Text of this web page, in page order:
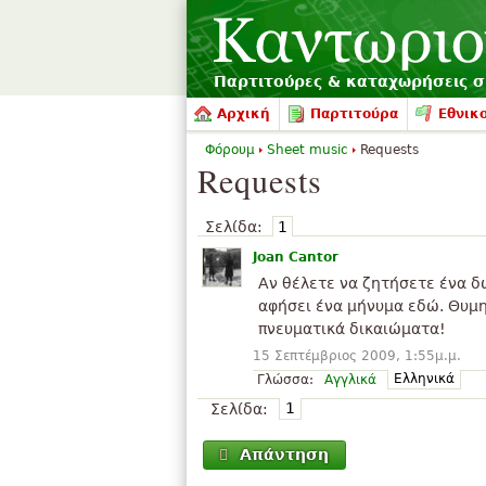
Παρτιτούρες & καταχωρήσεις
Αρχική Παρτιτούρα
Requests
Σελίδα: 1
Joan Cantor
Αν θέλετε να ζητήσετε ένα
αφήσει ένα μήνυμα εδώ.
πνευματικά δικαιώματα!
15 Σεπτέμβριος 2009, 1:55μ.μ.
Γλώσσα:
Αγγλικά Ελληνικά
Σελίδα: 1
Απάντηση
Φόρουμ Sheet music Requests